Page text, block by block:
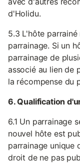
d'Holidu.
5.3 L'hôte
parrainage. Si un
parrainage de
associé au lien de
la récompense du
6. Qualification
6.1 Un parrainage
nouvel hôte est
parrainage unique
droit de ne pas